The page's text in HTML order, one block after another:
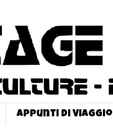
Appunti di Viaggio